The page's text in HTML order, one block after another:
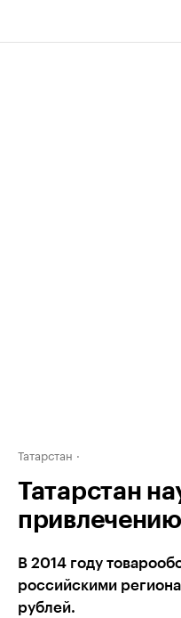
Татарстан
Татарстан
В 2014 году
российскими
рублей.